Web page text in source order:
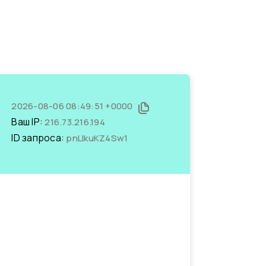
2026-08-06 08:49:51 +0000
Ваш IP:216.73.216.194
ID запроса: pnLIkuKZ4Sw1